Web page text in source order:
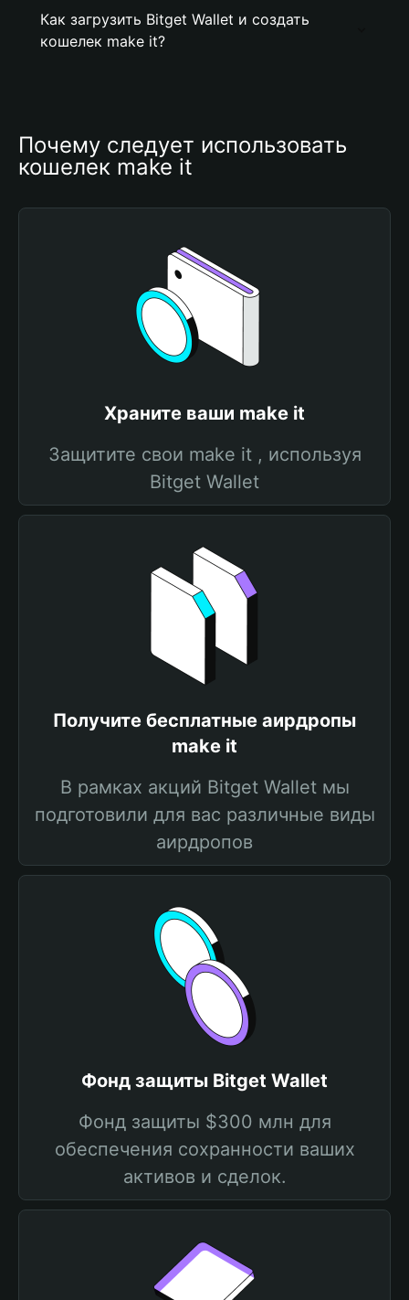
Как загрузить Bitget Wallet и создать
кошелек make it?
Почему следует использовать
кошелек make it
Храните ваши make it
Защитите свои make it , используя
Bitget Wallet
Получите бесплатные аирдропы
make it
В рамках акций Bitget Wallet мы
подготовили для вас различные виды
аирдропов
Фонд защиты Bitget Wallet
Фонд защиты $300 млн для
обеспечения сохранности ваших
активов и сделок.